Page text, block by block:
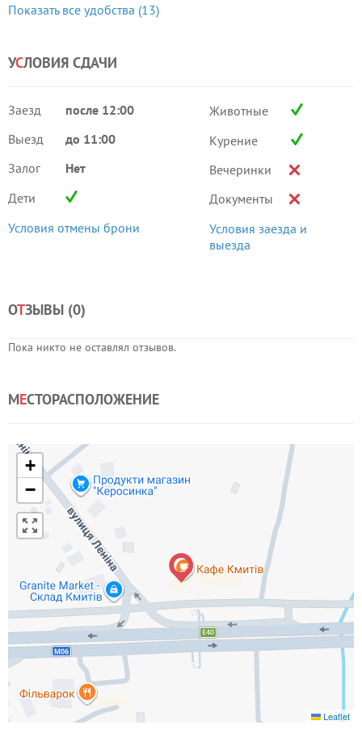
Показать все удобства (13)
УСЛОВИЯ СДАЧИ
Заезд
после 12:00
Выезд
до 11:00
Залог
Нет
Дети
Условия отмены брони
Животные
Курение
Вечеринки
Документы
Условия заезда и
выезда
ОТЗЫВЫ (0)
Пока никто не оставлял отзывов.
МЕСТОРАСПОЛОЖЕНИЕ
+
−
Leaflet